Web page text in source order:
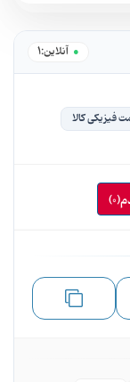
آنلاین:1
فیزیکی کالا